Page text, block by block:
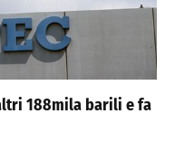
188mila barili e fa